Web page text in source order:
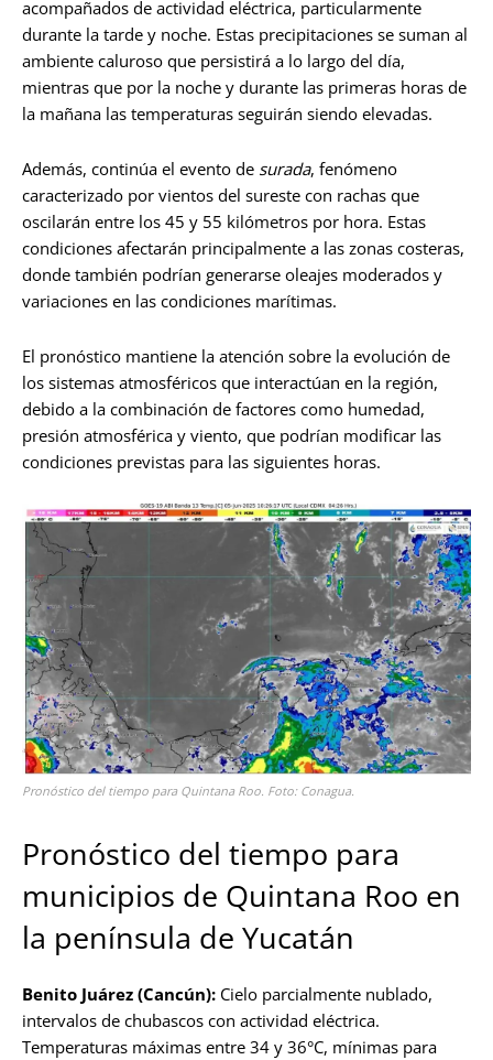
acompañados de actividad eléctrica, particularmente
durante la tarde y noche. Estas precipitaciones se suman al
ambiente caluroso que persistirá a lo largo del día,
mientras que por la noche y durante las primeras horas de
la mañana las temperaturas seguirán siendo elevadas.
Además, continúa el evento de surada, fenómeno
caracterizado por vientos del sureste con rachas que
oscilarán entre los 45 y 55 kilómetros por hora. Estas
condiciones afectarán principalmente a las zonas costeras,
donde también podrían generarse oleajes moderados y
variaciones en las condiciones marítimas.
El pronóstico mantiene la atención sobre la evolución de
los sistemas atmosféricos que interactúan en la región,
debido a la combinación de factores como humedad,
presión atmosférica y viento, que podrían modificar las
condiciones previstas para las siguientes horas.
Pronóstico del tiempo para Quintana Roo. Foto: Conagua.
Pronóstico del tiempo para
municipios de Quintana Roo en
la península de Yucatán
Benito Juárez (Cancún): Cielo parcialmente nublado,
intervalos de chubascos con actividad eléctrica.
Temperaturas máximas entre 34 y 36°C, mínimas para